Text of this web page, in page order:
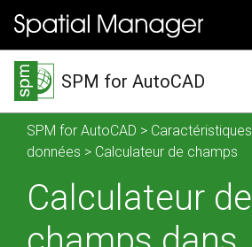
SPM for AutoCAD
SPM for AutoCAD > Caractéristiques
données > Calculateur de champs
Calculateur de